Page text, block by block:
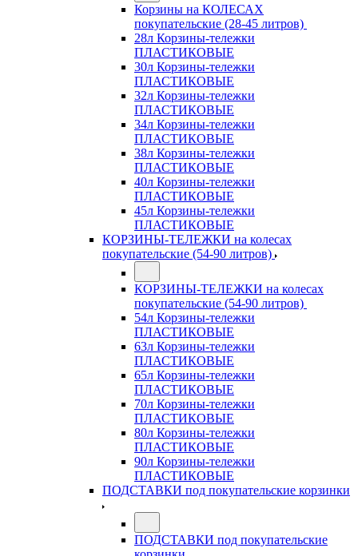
Корзины на КОЛЕСАХ
покупательские (28-45 литров)
28л Корзины-тележки
ПЛАСТИКОВЫЕ
30л Корзины-тележки
ПЛАСТИКОВЫЕ
32л Корзины-тележки
ПЛАСТИКОВЫЕ
34л Корзины-тележки
ПЛАСТИКОВЫЕ
38л Корзины-тележки
ПЛАСТИКОВЫЕ
40л Корзины-тележки
ПЛАСТИКОВЫЕ
45л Корзины-тележки
ПЛАСТИКОВЫЕ
КОРЗИНЫ-ТЕЛЕЖКИ на колесах
покупательские (54-90 литров)
КОРЗИНЫ-ТЕЛЕЖКИ на колесах
покупательские (54-90 литров)
54л Корзины-тележки
ПЛАСТИКОВЫЕ
63л Корзины-тележки
ПЛАСТИКОВЫЕ
65л Корзины-тележки
ПЛАСТИКОВЫЕ
70л Корзины-тележки
ПЛАСТИКОВЫЕ
80л Корзины-тележки
ПЛАСТИКОВЫЕ
90л Корзины-тележки
ПЛАСТИКОВЫЕ
ПОДСТАВКИ под покупательские корзинки
ПОДСТАВКИ под покупательские